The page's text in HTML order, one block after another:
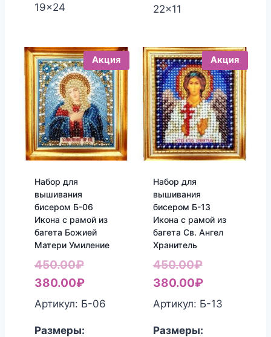
19x24
22x11
Акция
Набор для
вышивания
бисером Б-06
Икона с рамой из
багета Божией
Матери Умиление
450.00₽Первоначальная
цена
составляла
380.00₽Текущая
цена:
Артикул: Б-06
Размеры:
Акция
Набор для
вышивания
бисером Б-13
Икона с рамой из
багета Св. Ангел
Хранитель
450.00₽
цена
составляла
380.00₽Текущая
цена:
Артикул: Б-13
Размеры: